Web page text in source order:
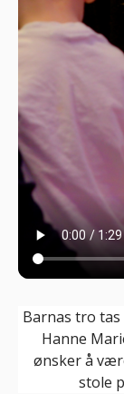
Barnas tro
Hanne
ønsker å
stole